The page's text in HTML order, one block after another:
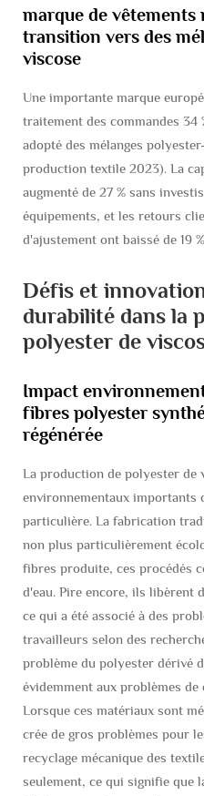
marque de vêtements
transition vers des
viscose
Une importante marque
traitement des commandes 34
adopté des mélanges
production textile 2023). La
augmenté de 27 % sans
équipements, et les retours
d'ajustement ont baissé de 19
Défis et
durabilité dans la
polyester de
Impact
fibres polyester
régénérée
La production de polyester de
environnementaux importants
particulière. La fabrication
non plus particulièrement
fibres produite, ces procédés
d'eau. Pire encore, ils libèrent
ce qui a été associé à des
travailleurs selon des
problème du polyester dérivé
évidemment aux problèmes de
Lorsque ces matériaux sont
crée de gros problèmes pour
recyclage mécanique des
seulement, ce qui signifie que